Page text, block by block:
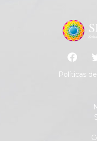
Políticas